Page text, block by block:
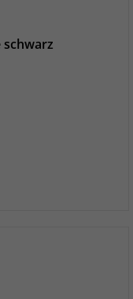
schwarz